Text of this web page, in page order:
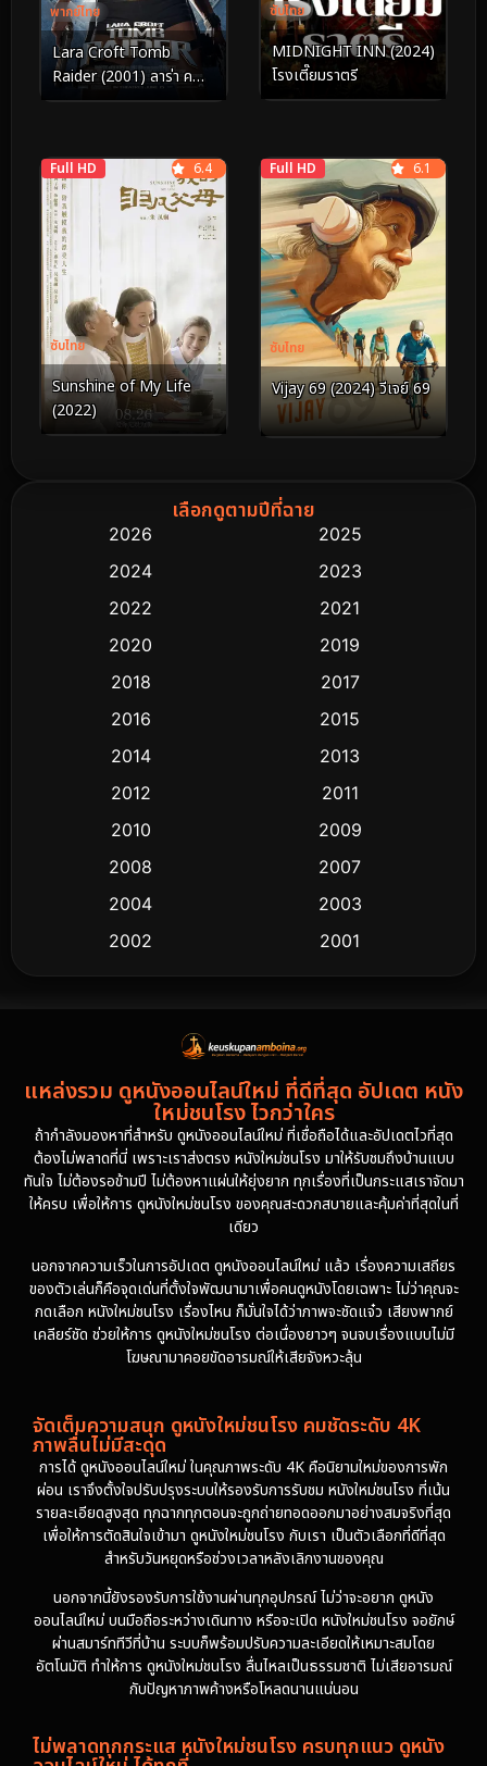
พากย์ไทย
Lara Croft Tomb
Raider (2001) ลาร่า ค
รอฟท์ ทูมเรเดอร์
ซับไทย
MIDNIGHT INN (2024)
โรงเตี๊ยมราตรี
Full HD
ซับไทย
6.4
Sunshine of My Life
(2022)
Full HD
ซับไทย
6.1
Vijay 69 (2024) วีเจย์ 69
เลือกดูตามปีที่ฉาย
2026
2025
2024
2023
2022
2021
2020
2019
2018
2017
2016
2015
2014
2013
2012
2011
2010
2009
2008
2007
2004
2003
2002
2001
2000
1997
1986
1985
1981
1978
1974
แหล่งรวม ดูหนังออนไลน์ใหม่ ที่ดีที่สุด อัปเดต หนัง
ใหม่ชนโรง ไวกว่าใคร
ถ้ากำลังมองหาที่สำหรับ ดูหนังออนไลน์ใหม่ ที่เชื่อถือได้และอัปเดตไวที่สุด
ต้องไม่พลาดที่นี่ เพราะเราส่งตรง หนังใหม่ชนโรง มาให้รับชมถึงบ้านแบบ
ทันใจ ไม่ต้องรอข้ามปี ไม่ต้องหาแผ่นให้ยุ่งยาก ทุกเรื่องที่เป็นกระแสเราจัดมา
ให้ครบ เพื่อให้การ ดูหนังใหม่ชนโรง ของคุณสะดวกสบายและคุ้มค่าที่สุดในที่
เดียว
นอกจากความเร็วในการอัปเดต ดูหนังออนไลน์ใหม่ แล้ว เรื่องความเสถียร
ของตัวเล่นก็คือจุดเด่นที่ตั้งใจพัฒนามาเพื่อคนดูหนังโดยเฉพาะ ไม่ว่าคุณจะ
กดเลือก หนังใหม่ชนโรง เรื่องไหน ก็มั่นใจได้ว่าภาพจะชัดแจ๋ว เสียงพากย์
เคลียร์ชัด ช่วยให้การ ดูหนังใหม่ชนโรง ต่อเนื่องยาวๆ จนจบเรื่องแบบไม่มี
โฆษณามาคอยขัดอารมณ์ให้เสียจังหวะลุ้น
จัดเต็มความสนุก ดูหนังใหม่ชนโรง คมชัดระดับ 4K
ภาพลื่นไม่มีสะดุด
การได้ ดูหนังออนไลน์ใหม่ ในคุณภาพระดับ 4K คือนิยามใหม่ของการพัก
ผ่อน เราจึงตั้งใจปรับปรุงระบบให้รองรับการรับชม หนังใหม่ชนโรง ที่เน้น
รายละเอียดสูงสุด ทุกฉากทุกตอนจะถูกถ่ายทอดออกมาอย่างสมจริงที่สุด
เพื่อให้การตัดสินใจเข้ามา ดูหนังใหม่ชนโรง กับเรา เป็นตัวเลือกที่ดีที่สุด
สำหรับวันหยุดหรือช่วงเวลาหลังเลิกงานของคุณ
นอกจากนี้ยังรองรับการใช้งานผ่านทุกอุปกรณ์ ไม่ว่าจะอยาก ดูหนัง
ออนไลน์ใหม่ บนมือถือระหว่างเดินทาง หรือจะเปิด หนังใหม่ชนโรง จอยักษ์
ผ่านสมาร์ททีวีที่บ้าน ระบบก็พร้อมปรับความละเอียดให้เหมาะสมโดย
อัตโนมัติ ทำให้การ ดูหนังใหม่ชนโรง ลื่นไหลเป็นธรรมชาติ ไม่เสียอารมณ์
กับปัญหาภาพค้างหรือโหลดนานแน่นอน
ไม่พลาดทุกกระแส หนังใหม่ชนโรง ครบทุกแนว ดูหนัง